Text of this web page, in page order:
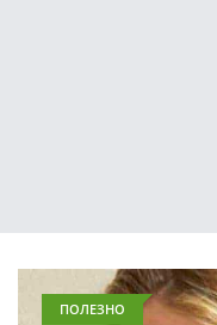
ПОЛЕЗНО